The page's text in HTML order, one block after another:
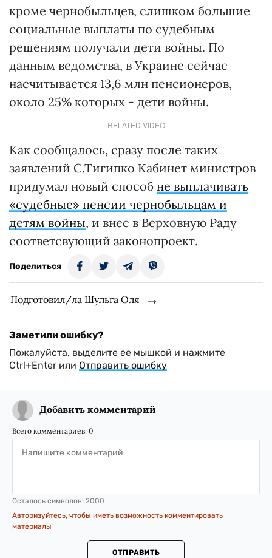
кроме чернобыльцев, слишком большие
социальные выплаты по судебным
решениям получали дети войны. По
данным ведомства, в Украине сейчас
насчитывается 13,6 млн пенсионеров,
около 25% которых - дети войны.
RELATED VIDEO
Как сообщалось, сразу после таких
заявлений С.Тигипко Кабинет министров
придумал новый способ не выплачивать
«судебные» пенсии чернобыльцам и
детям войны, и внес в Верховную Раду
соответсвующий законопроект.
Поделиться
Подготовил/ла Шульга Оля
Заметили ошибку?
Пожалуйста, выделите ее мышкой и нажмите
Ctrl+Enter или Отправить ошибку
Добавить комментарий
Всего комментариев: 0
Осталось символов: 2000
Авторизуйтесь, чтобы иметь возможность комментировать
материалы
ОТПРАВИТЬ